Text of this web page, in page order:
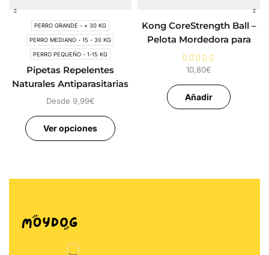
PERRO GRANDE - + 30 KG
PERRO MEDIANO - 15 - 30 KG
PERRO PEQUEÑO - 1-15 KG
Pipetas Repelentes
Naturales Antiparasitarias
para Perros
Desde 9,99€
Ver opciones
Kong CoreStrength Ball –
Pelota Mordedora para
Perros
10,80€
Añadir